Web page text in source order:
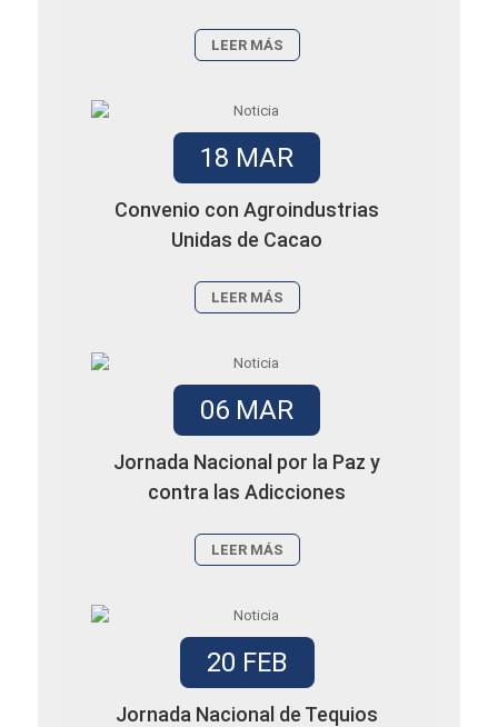
LEER MÁS
18 MAR
Convenio con Agroindustrias
Unidas de Cacao
LEER MÁS
06 MAR
Jornada Nacional por la Paz y
contra las Adicciones
LEER MÁS
20 FEB
Jornada Nacional de Tequios